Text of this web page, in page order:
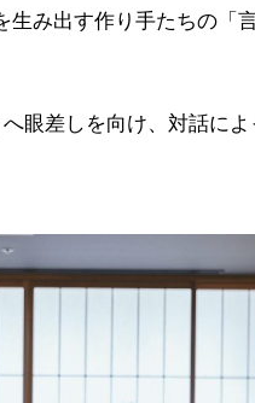
生み出す作り手たちの「
眼差しを向け、対話に